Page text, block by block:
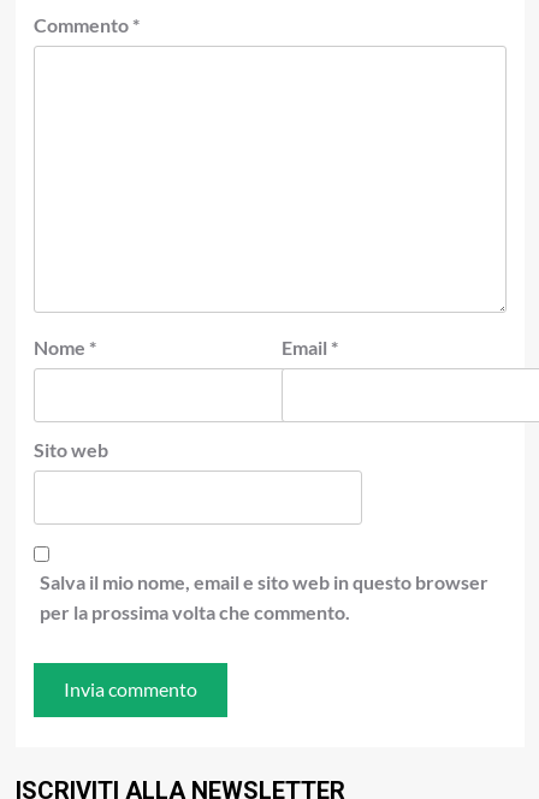
Commento *
Nome * Email *
Sito web
Salva il mio nome, email e sito web in questo browser
per la prossima volta che commento.
ISCRIVITI ALLA NEWSLETTER